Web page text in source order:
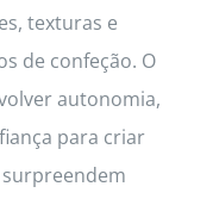
texturas e
de confeção. O
autonomia,
para criar